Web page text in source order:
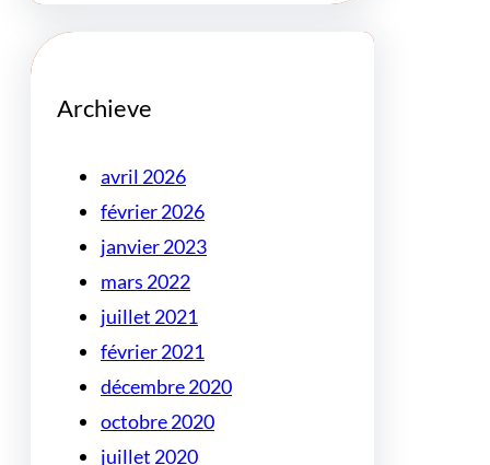
Archieve
avril 2026
février 2026
janvier 2023
mars 2022
juillet 2021
février 2021
décembre 2020
octobre 2020
juillet 2020